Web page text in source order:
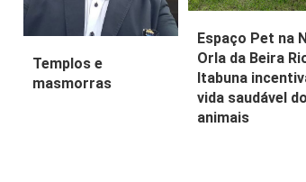
Templos e
masmorras
Espaço Pet na
Orla da Beira
Itabuna
vida saudável
animais